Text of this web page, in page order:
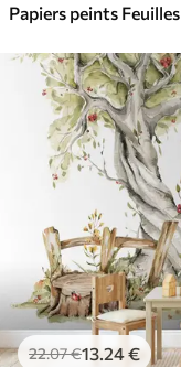
Papiers peints Feuilles
22.07€13.24€